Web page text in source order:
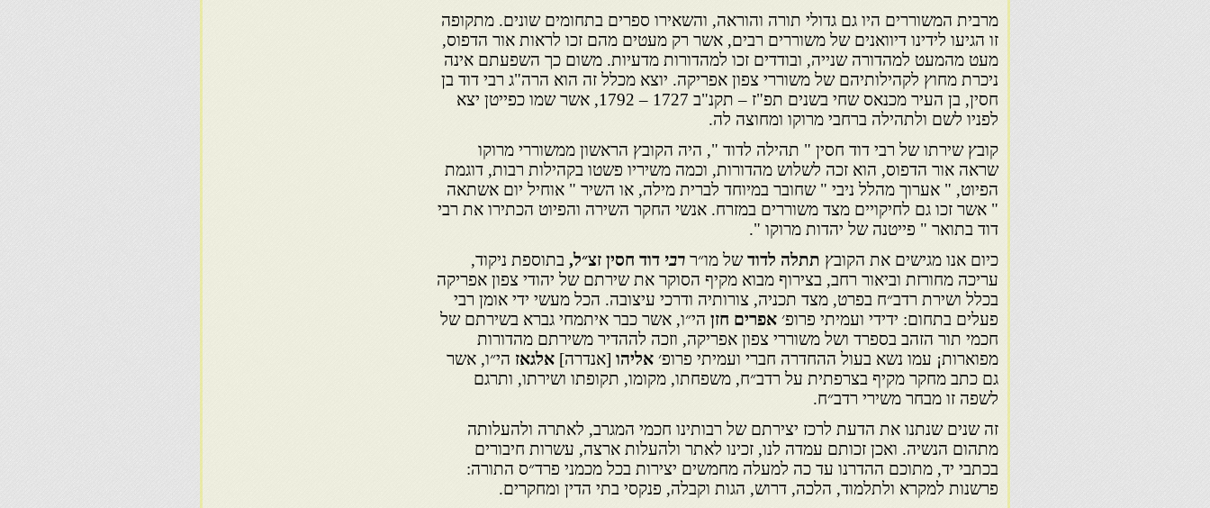
מרבית המשוררים היו גם גדולי תורה והוראה, והשאירו ספרים בתחומים שונים. מתקופה
זו הגיעו לידינו דיוואנים של משוררים רבים, אשר רק מעטים מהם זכו לראות אור הדפוס,
מעט מהמעט למהדורה שנייה, ובודדים זכו למהדורות מדעיות. משום כך השפעתם אינה
ניכרת מחוץ לקהילותיהם של משוררי צפון אפריקה. יוצא מכלל זה הוא הרה"ג רבי דוד בן
חסין, בן העיר מכנאס שחי בשנים תפ"ז – תקנ"ב 1727 – 1792, אשר שמו כפייטן יצא
לפניו לשם ולתהילה ברחבי מרוקו ומחוצה לה.
קובץ שירתו של רבי דוד חסין " תהילה לדוד ", היה הקובץ הראשון ממשוררי מרוקו
שראה אור הדפוס, הוא זכה לשלוש מהדורות, וכמה משיריו פשטו בקהילות רבות, דוגמת
הפיוט, " אערוך מהלל ניבי " שחובר במיוחד לברית מילה, או השיר " אוחיל יום אשתאה
" אשר זכו גם לחיקויים מצד משוררים במזרח. אנשי החקר השירה והפיוט הכתירו את רבי
דוד בתואר " פייטנה של יהדות מרוקו ".
כיום אנו מגישים את הקובץ תתלה לדודשל מו״ר רבי דוד חסין זצ״ל, בתוספת ניקוד,
עריכה מחורזת וביאור רחב, בצירוף מבוא מקיף הסוקר את שירתם של יהודי צפון אפריקה
בכלל ושירת רדב״ח בפרט, מצד תכניה, צורותיה ודרכי עיצובה. הכל מעשי ידי אומן רבי
פעלים בתחום: ידידי ועמיתי פרופ׳ אפרים חזן הי״ו, אשר כבר איתמחי גברא בשירתם של
חכמי תור הזהב בספרד ושל משוררי צפון אפריקה, וזכה לההדיר משירתם מהדורות
מפוארות¡ עמו נשא בעול ההחדרה חברי ועמיתי פרופ׳ אליהו [אנדרה] אלגאז הי״ו, אשר
גם כתב מחקר מקיף בצרפתית על רדב״ח, משפחתו, מקומו, תקופתו ושירתו, ותרגם
לשפה זו מבחר משירי רדב״ח.
זה שנים שנתנו את הדעת לרכז יצירתם של רבותינו חכמי המגרב, לאתרה ולהעלותה
מתהום הנשיה. ואכן זכותם עמדה לנו, זכינו לאתר ולהעלות ארצה, עשרות חיבורים
בכתבי יד, מתוכם ההדרנו עד כה למעלה מחמשים יצירות בכל מכמני פרד״ס התורה:
פרשנות למקרא ולתלמוד, הלכה, דרוש, הגות וקבלה, פנקסי בתי הדין ומחקרים.